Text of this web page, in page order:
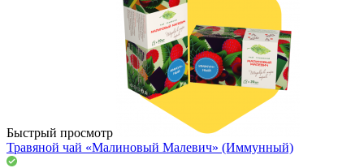
Быстрый просмотр
Травяной чай «Малиновый Малевич» (Иммунный)